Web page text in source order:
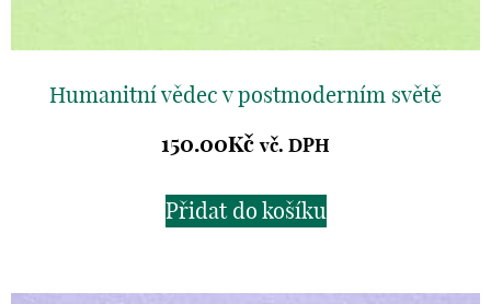
Humanitní vědec v postmoderním světě
150.00Kč vč. DPH
Přidat do košíku